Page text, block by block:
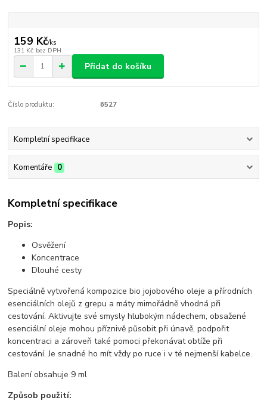
159 Kč/ks
131 Kč bez DPH
Přidat do košíku
Číslo produktu: 6527
Kompletní specifikace
Komentáře 0
Kompletní specifikace
Popis:
Osvěžení
Koncentrace
Dlouhé cesty
Speciálně vytvořená kompozice bio jojobového oleje a přírodních
esenciálních olejů z grepu a máty mimořádně vhodná při
cestování. Aktivujte své smysly hlubokým nádechem, obsažené
esenciální oleje mohou příznivě působit při únavě, podpořit
koncentraci a zároveň také pomoci překonávat obtíže při
cestování. Je snadné ho mít vždy po ruce i v té nejmenší kabelce.
Balení obsahuje 9 ml
Způsob použití: